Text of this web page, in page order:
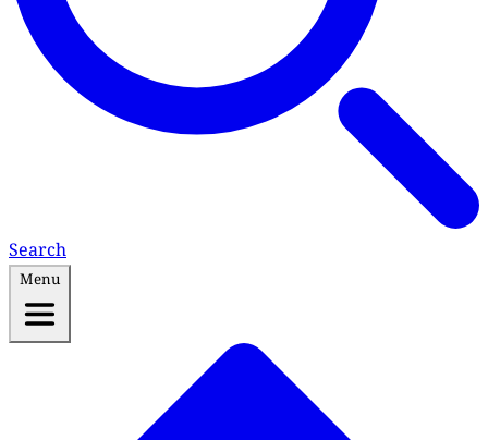
Search
Menu